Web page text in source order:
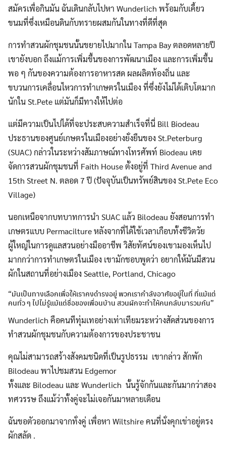
สมัครเพื่อกินมัน ฉันเดินกลับไปหา Wunderlich พร้อมกับเคี้ยว
ขนมที่ซึ่งเหมือนดินกับทรายผสมกันในทางที่ดีที่สุด
การทำสวนผักชุมชนนั้นขยายไปมากใน Tampa Bay ตลอดหลายปี
เขายังบอก ถึงแม้การเพิ่มขึ้นของการพัฒนาเมือง และการเพิ่มขึ้น
พอ ๆ กันของความต้องการอาหารสด ผลผลิตท้องถิ่น และ
ขบวนการเคลื่อนไหวการทำเกษตรในเมือง ที่ซึ่งยังไม่ได้เติบโตมาก
นักใน St.Pete แต่มันก็มีทางให้ไปต่อ
แต่มีความเป็นไปได้ที่จะประสบความสำเร็จที่นี่ Bill Biodeau
ประธานของศูนย์เกษตรในเมืองอย่างยั่งยืนของ St.Peterburg
(SUAC) กล่าวในระหว่างสัมภาษณ์ทางโทรศัพท์ Biodeau เคย
จัดการสวนผักชุมชนที่ Faith House ตั้งอยู่ที่ Third Avenue and
15th Street N. ตลอด 7 ปี (ปัจจุบันเป็นทรัพย์สินของ St.Pete Eco
Village)
นอกเหนือจากบทบาทการนำ SUAC แล้ว Bilodeau ยังสอนการทำ
เกษตรแบบ Permacilture หลังจากที่ได้ใช้เวลาเกือบทั้งชีวิตวัย
ผู้ใหญ่ในการดูแลสวนอย่างมืออาชีพ วิสัยทัศน์ของเขามองเห็นไป
มากกว่าการทำเกษตรในเมือง เขามักชอบพูดว่า อยากให้มันมีสวน
ผักในสถานที่อย่างเมือง Seattle, Portland, Chicago
“มันเป็นทางเลือกเพื่อให้เราคงดำรงอยู่ พวกเรากำลังอาศัยอยู่ในที่ ที่แม้แต่
คนทั่ว ๆ ไปไม่รู้แม้แต่ชื่อของเพื่อนบ้าน สวนผักจะทำให้คนกลับมารวมกัน”
Wunderlich คือคนทีทุ่มเทอย่างเท่าเทียมระหว่างสัดส่วนของการ
ทำสวนผักชุมชนกับความต้องการของประชาชน
คุณไม่สามารถสร้างสังคมชนิดที่เป็นรูปธรรม เขากล่าว สักพัก
Bilodeau พาไปชมสวน Edgemor
ทั้งและ Bilodeau และ Wunderlich นั้นรู้จักกันและกันมากว่าสอง
ทศวรรษ ถึงแม้ว่าทั้งคู่จะไม่เจอกันมาหลายเดือน
ฉันขอตัวออกมาจากทั่งคู่ เพื่อหา Wiltshire คนที่นั่งคุกเข่าอยู่ตรง
ผักสลัด .